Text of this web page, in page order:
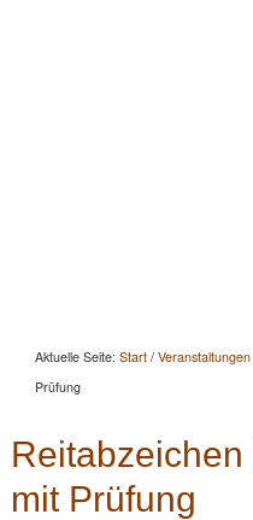
Aktuelle Seite: Start / Veranstaltungen
Prüfung
Reitabzeichen
mit Prüfung